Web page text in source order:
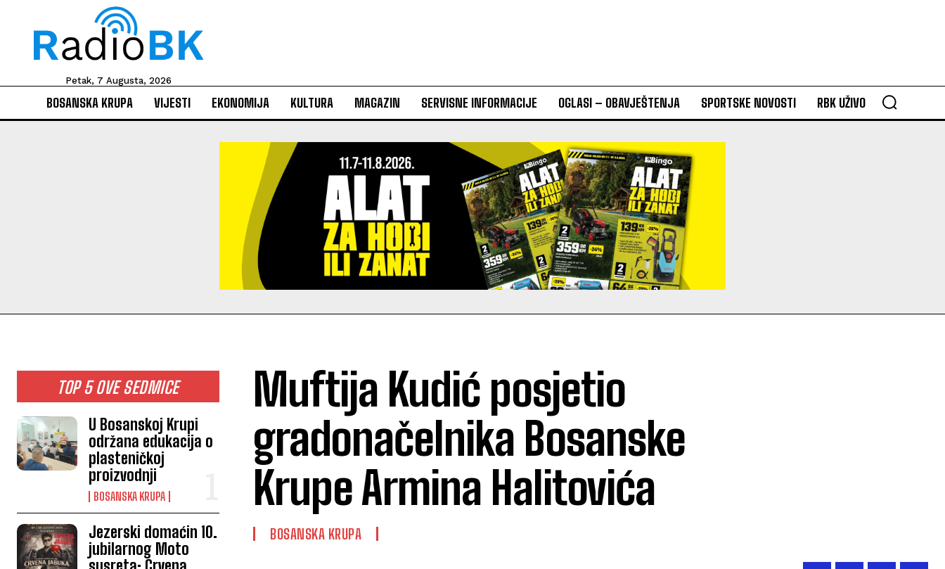
Petak, 7 Augusta, 2026
BOSANSKA KRUPA VIJESTI EKONOMIJA KULTURA MAGAZIN SERVISNE INFORMACIJE OGLASI – OBAVJEŠTENJA SPORTSKE NOVOSTI RBK UŽIVO
TOP 5 OVE SEDMICE
U Bosanskoj Krupi
održana edukacija o
plasteničkoj
proizvodnji
BOSANSKA KRUPA
Jezerski domaćin 10.
jubilarnog Moto
Muftija Kudić posjetio
gradonačelnika Bosanske
Krupe Armina Halitovića
BOSANSKA KRUPA